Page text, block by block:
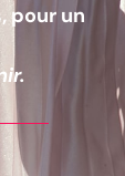
pour un